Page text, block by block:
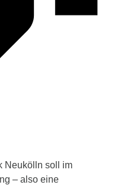
Neukölln soll im
– also eine